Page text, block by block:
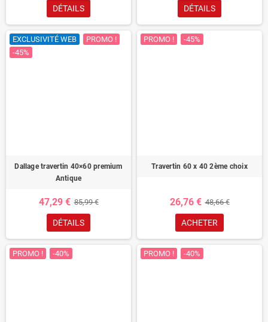
DÉTAILS DÉTAILS
EXCLUSIVITÉ WEB
PROMO !
-45%
Dallage travertin 40×60 premium
Antique
47,29 € 85,99 €
DÉTAILS
PROMO ! -45%
Travertin 60 x 40 2ème choix
26,76 € 48,66 €
ACHETER
PROMO ! -40% PROMO ! -40%